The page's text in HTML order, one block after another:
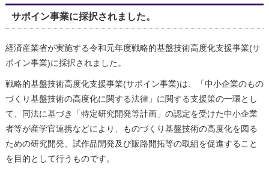
サポイン事業に採択されました。
経済産業省が実施する令和元年度戦略的基盤技術高度化支援事業(サ
ポイン事業)に採択されました。
戦略的基盤技術高度化支援事業(サポイン事業)は、「中小企業のもの
づくり基盤技術の高度化に関する法律」に関する支援策の一環とし
て、同法に基づき「特定研究開発等計画」の認定を受けた中小企業
者等が産学官連携などにより、ものづくり基盤技術の高度化を図る
ための研究開発、試作品開発及び販路開拓等の取組を促進すること
を目的として行うものです。